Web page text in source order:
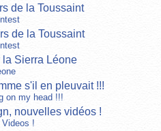
de la Toussaint
de la Toussaint
Sierra Léone
s'il en pleuvait !!!
on my head !!!
nouvelles vidéos !
Videos !